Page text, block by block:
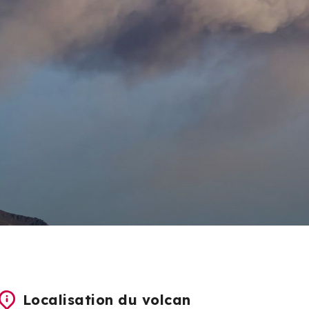
Localisation du volcan